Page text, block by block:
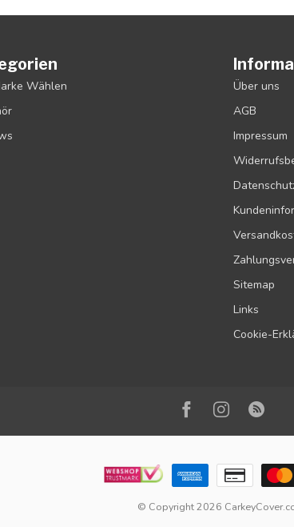
Wählen
Über uns
AGB
Impressum
Sitemap
Links
Cookie-
© Copyright 2026